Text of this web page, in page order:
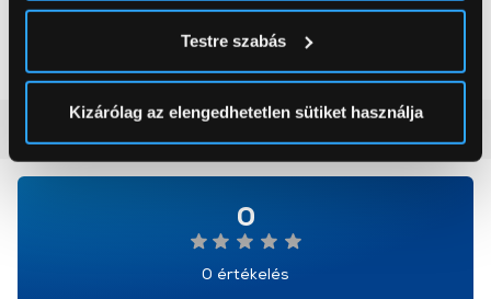
módjairól és adja meg preferenciáit aRészletek
pontban. Bármikor módosíthatja vagy visszavonhatja a
Sütinyilatkozathoz való hozzájárulását.
okat használ, melyeket az Ön gépén tárol a rendszer. A
cookie-k személyazonosítására nem alkalmasak,
szolgáltatásaink biztosításához szükségesek. Az oldal
ÁSZFésAdatvédelem
Testre szabás
Kizárólag az elengedhetetlen sütiket használja
Tengerészkék
Ónixfekete
264 990 Ft
0
0 értékelés